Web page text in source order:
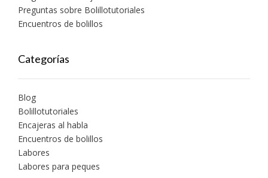
Preguntas sobre Bolillotutoriales
Encuentros de bolillos
Categorías
Blog
Bolillotutoriales
Encajeras al habla
Encuentros de bolillos
Labores
Labores para peques